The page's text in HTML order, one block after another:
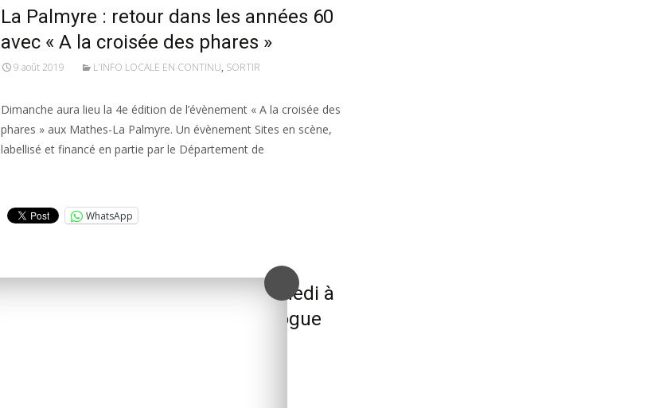
La Palmyre : retour dans les années 60
avec « A la croisée des phares »
9 août 2019 L'INFO LOCALE EN CONTINU, SORTIR
Dimanche aura lieu la 4e édition de l’évènement « A la croisée des
phares » aux Mathes-La Palmyre. Un évènement Sites en scène,
labellisé et financé en partie par le Département de
WhatsApp
Soirée spéciale « années 80 » samedi à
Marennes, en partenariat avec Vogue